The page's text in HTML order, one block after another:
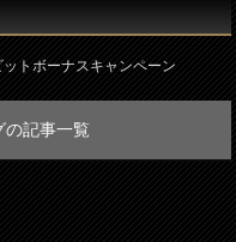
ットボーナスキャンペーン
の記事一覧